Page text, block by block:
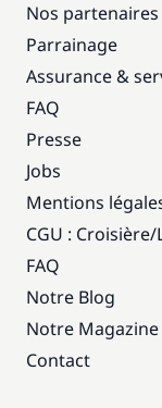
Nos partenaires
Parrainage
Assurance &
FAQ
Presse
Jobs
Mentions
CGU : Croisière/
FAQ
Notre Blog
Notre Magazine
Contact